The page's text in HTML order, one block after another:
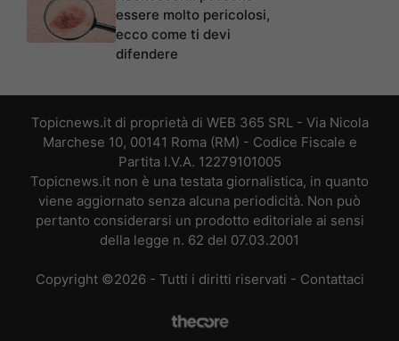
essere molto pericolosi,
ecco come ti devi
difendere
Topicnews.it di proprietà di WEB 365 SRL - Via Nicola
Marchese 10, 00141 Roma (RM) - Codice Fiscale e
Partita I.V.A. 12279101005
Topicnews.it non è una testata giornalistica, in quanto
viene aggiornato senza alcuna periodicità. Non può
pertanto considerarsi un prodotto editoriale ai sensi
della legge n. 62 del 07.03.2001
Copyright ©2026 - Tutti i diritti riservati - Contattaci